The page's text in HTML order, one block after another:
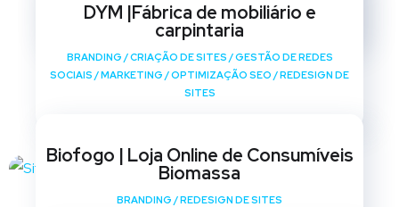
SITES
DYM |Fábrica de mobiliário e
carpintaria
BRANDING /CRIAÇÃO DE SITES /GESTÃO DE REDES
SOCIAIS /MARKETING /OPTIMIZAÇÃO SEO /REDESIGN DE
SITES
Biofogo | Loja Online de Consumíveis
Biomassa
BRANDING /REDESIGN DE SITES